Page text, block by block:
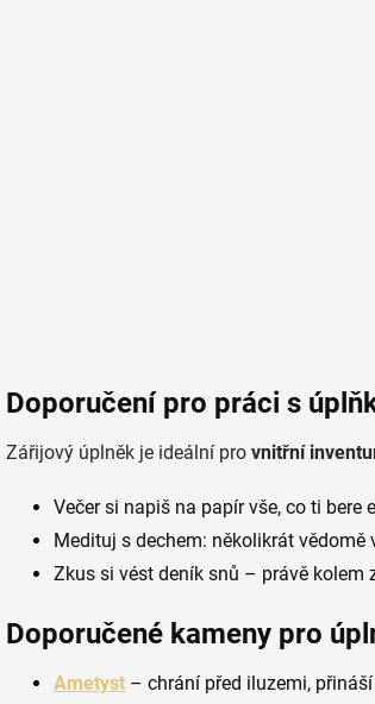
Doporučení pro práci s
Zářijový úplněk je ideální pro vnitřní
Večer si napiš na papír vše, co ti bere
Medituj s dechem: několikrát vědomě
Zkus si vést deník snů – právě
Doporučené kameny pro
Ametyst – chrání před iluzemi,